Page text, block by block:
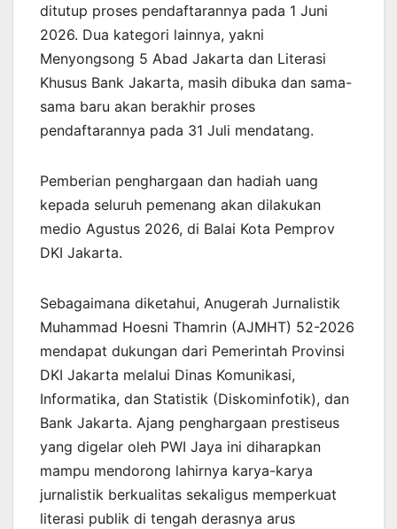
ditutup proses pendaftarannya pada 1 Juni
2026. Dua kategori lainnya, yakni
Menyongsong 5 Abad Jakarta dan Literasi
Khusus Bank Jakarta, masih dibuka dan sama-
sama baru akan berakhir proses
pendaftarannya pada 31 Juli mendatang.
Pemberian penghargaan dan hadiah uang
kepada seluruh pemenang akan dilakukan
medio Agustus 2026, di Balai Kota Pemprov
DKI Jakarta.
Sebagaimana diketahui, Anugerah Jurnalistik
Muhammad Hoesni Thamrin (AJMHT) 52-2026
mendapat dukungan dari Pemerintah Provinsi
DKI Jakarta melalui Dinas Komunikasi,
Informatika, dan Statistik (Diskominfotik), dan
Bank Jakarta. Ajang penghargaan prestiseus
yang digelar oleh PWI Jaya ini diharapkan
mampu mendorong lahirnya karya-karya
jurnalistik berkualitas sekaligus memperkuat
literasi publik di tengah derasnya arus